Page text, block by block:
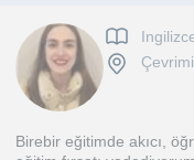
Birebir eğitimde akıcı,